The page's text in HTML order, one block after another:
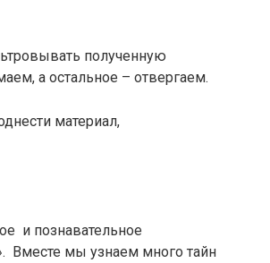
полученную
а остальное – отвергаем.
материал,
и познавательное
Вместе мы узнаем много тайн